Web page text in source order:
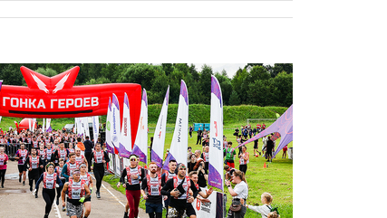
работу
вчера, 19:35WP: Трамп
призвал доноров-
республиканцев поддержать
Вэнса на выборах 2028 года
вчера, 19:20Число ломбардов
в РФ превысило максимум
2022 года